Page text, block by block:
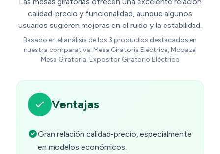
calidad-precio y funcionalidad, aunque algunos
usuarios sugieren mejoras en el ruido y la estabilidad.
Basado en el análisis de los 3 productos destacados en
nuestra comparativa: Mesa Giratoria Eléctrica, Mcbazel
Mesa Giratoria, Expositor Giratorio Eléctrico
Ventajas
Gran relación calidad-precio, especialmente
en modelos económicos.